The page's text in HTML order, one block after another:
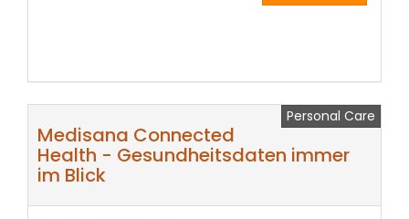
Personal Care
Medisana Connected
Health - Gesundheitsdaten immer
im Blick